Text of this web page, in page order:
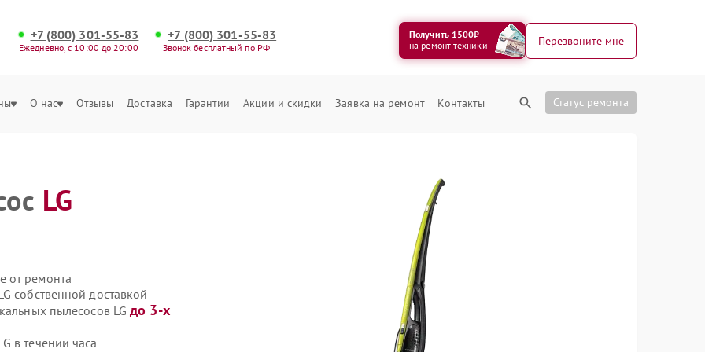
+7 (800) 301-55-83
Ежедневно, с 10:00 до 20:00
+7 (800) 301-55-83
Звонок бесплатный по РФ
Получить 1500₽
на ремонт техники
Перезвоните мне
О нас Отзывы Доставка Гарантии Акции и скидки Заявка на ремонт Контакты Статус ремонта
LG
от ремонта
собственной доставкой
пылесосов LGдо 3-х
в течении часа